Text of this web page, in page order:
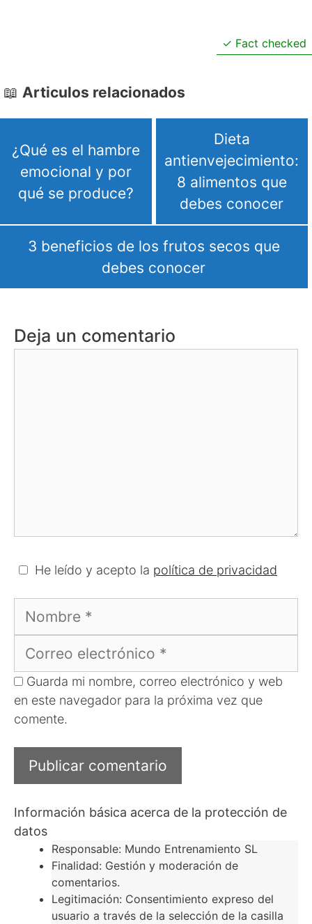
Fact checked
Articulos relacionados
¿Qué es el hambre
emocional y por
qué se produce?
Dieta
antienvejecimiento:
8 alimentos que
debes conocer
3 beneficios de los frutos secos que
debes conocer
Deja un comentario
He leído y acepto la política de privacidad
electrónico
Guarda mi nombre, correo electrónico y web
en este navegador para la próxima vez que
comente.
Información básica acerca de la protección de
datos
Responsable: Mundo Entrenamiento SL
Finalidad: Gestión y moderación de
comentarios.
Legitimación: Consentimiento expreso del
usuario a través de la selección de la casilla